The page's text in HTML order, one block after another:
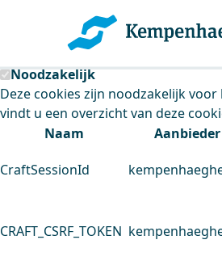
Kempenhaeghe maakt
Deze site plaatst cookies. Dit
Noodzakelijk
Deze cookies zijn noodzakelijk
vindt u een overzicht van deze
Naam
Aanbieder
CraftSessionId
CRAFT_CSRF_TOKEN